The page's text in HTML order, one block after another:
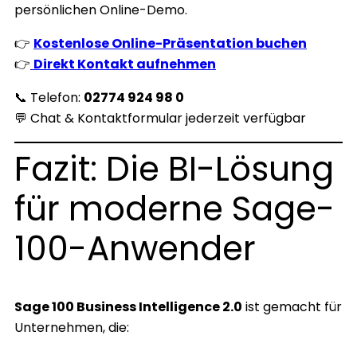
persönlichen Online-Demo.
👉 Kostenlose Online-Präsentation buchen
👉 Direkt Kontakt aufnehmen
📞 Telefon: 02774 924 98 0
💬 Chat & Kontaktformular jederzeit verfügbar
Fazit: Die BI-Lösung
für moderne Sage-
100-Anwender
Sage 100 Business Intelligence 2.0 ist gemacht für
Unternehmen, die: